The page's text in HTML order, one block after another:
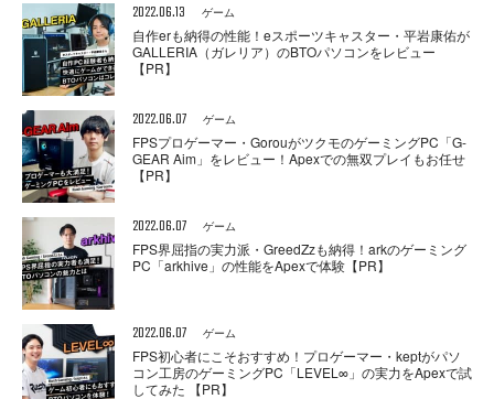
2022.06.13 ゲーム
自作erも納得の性能！eスポーツキャスター・平岩康佑が
GALLERIA（ガレリア）のBTOパソコンをレビュー
【PR】
2022.06.07 ゲーム
FPSプロゲーマー・GorouがツクモのゲーミングPC「G-
GEAR Aim」をレビュー！Apexでの無双プレイもお任せ
【PR】
2022.06.07 ゲーム
FPS界屈指の実力派・GreedZzも納得！arkのゲーミング
PC「arkhive」の性能をApexで体験【PR】
2022.06.07 ゲーム
FPS初心者にこそおすすめ！プロゲーマー・keptがパソ
コン工房のゲーミングPC「LEVEL∞」の実力をApexで試
してみた 【PR】